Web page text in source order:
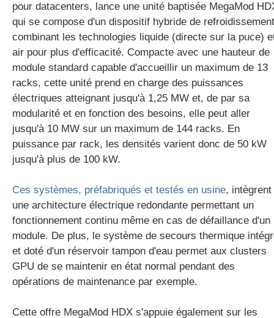
pour datacenters, lance une unité baptisée MegaMod
qui se compose d'un dispositif hybride de refroidissement
combinant les technologies liquide (directe sur la puce)
air pour plus d'efficacité. Compacte avec une hauteur de
module standard capable d'accueillir un maximum de 13
racks, cette unité prend en charge des puissances
électriques atteignant jusqu'à 1,25 MW et, de par sa
modularité et en fonction des besoins, elle peut aller
jusqu'à 10 MW sur un maximum de 144 racks. En
puissance par rack, les densités varient donc de 50 kW
jusqu'à plus de 100 kW.
Ces systèmes, préfabriqués et testés en usine, intègrent
une architecture électrique redondante permettant un
fonctionnement continu même en cas de défaillance d'un
module. De plus, le système de secours thermique
et doté d'un réservoir tampon d'eau permet aux clusters
GPU de se maintenir en état normal pendant des
opérations de maintenance par exemple.
Cette offre MegaMod HDX s'appuie également sur les